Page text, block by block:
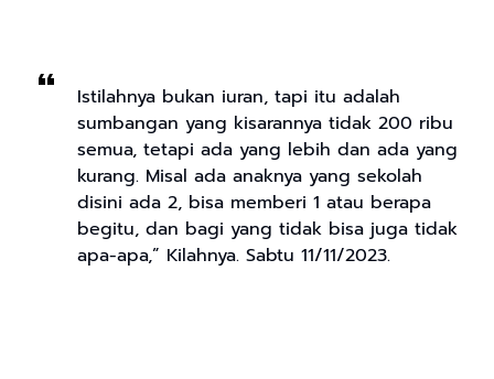
Istilahnya bukan iuran, tapi itu adalah
sumbangan yang kisarannya tidak 200 ribu
semua, tetapi ada yang lebih dan ada yang
kurang. Misal ada anaknya yang sekolah
disini ada 2, bisa memberi 1 atau berapa
begitu, dan bagi yang tidak bisa juga tidak
apa-apa,” Kilahnya. Sabtu 11/11/2023.